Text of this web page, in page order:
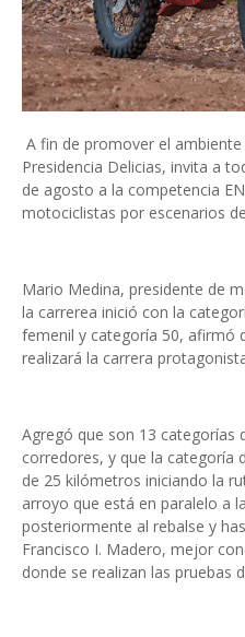
A fin de promover el
Presidencia Delicias, invita a
de agosto a la competencia
motociclistas por escenarios
Mario Medina, presidente de
la carrerea inició con la
femenil y categoría 50, afirmó
realizará la carrera
Agregó que son 13 categorías
corredores, y que la categoría
de 25 kilómetros iniciando la
arroyo que está en paralelo a
posteriormente al rebalse y
Francisco I. Madero, mejor
donde se realizan las pruebas